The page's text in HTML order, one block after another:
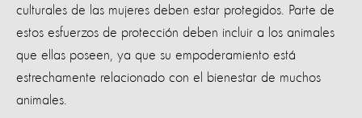
culturales de las mujeres deben estar protegidos. Parte de
estos esfuerzos de protección deben incluir a los animales
que ellas poseen, ya que su empoderamiento está
estrechamente relacionado con el bienestar de muchos
animales.